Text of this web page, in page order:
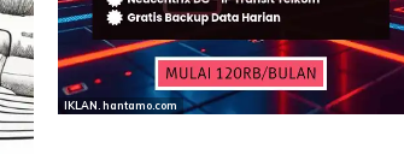
IKLAN. hantamo.com